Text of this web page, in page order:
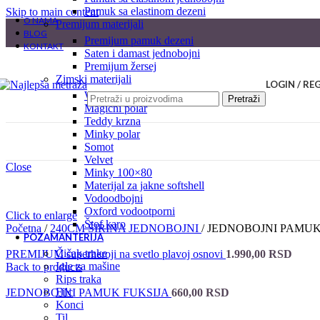
Skip to main content
O NAMA
BLOG
KONTAKT
Pretraži
LOGIN /
pamuk sa elastinom dezeni
premijum materijali
premijum pamuk dezeni
saten i damast jednobojni
premijum žersej
zimski materijali
welsoft
magični polar
teddy krzna
minky polar
somot
velvet
minky 100×80
materijal za jakne softshell
vodoodbojni
oxford vodootporni
štof karo
POZAMANTERIJA
čičak trake
igle za mašine
rips traka
filc
konci
til
Close
Click to enlarge
Početna / 240CM ŠIRINA JEDNOBOJNI / JEDNOBOJNI
PREMIJUM superheroji na svetlo plavoj osnovi 1.990,00 RSD
Back to products
JEDNOBOJNI PAMUK FUKSIJA 660,00 RSD